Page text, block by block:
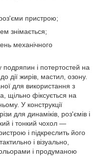
роз'єми пристрою;
знімається;
механічного
і потертостей на
дії жирів, мастил, озону.
для використання з
щільно фіксується на
У конструкції
для динаміків, роз'ємів і
і тонкий чохол ―
і підкреслить його
і візуально,
і продуманою